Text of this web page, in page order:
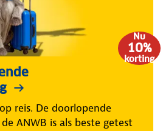
Nu
10%
korting
reis. De doorlopende
ANWB is als beste getest